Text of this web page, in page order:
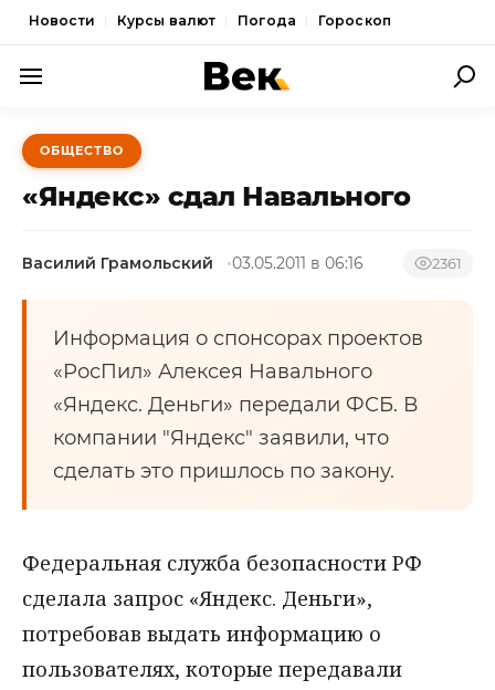
Новости Курсы валют Погода Гороскоп
ПОЛИТИКА
ЭКОНОМИКА
СПОРТ
КУЛЬТУРА
НОВОСТИ
ОБЩЕСТВО
«Яндекс» сдал Навального
Василий Грамольский 03.05.2011 в 06:16 2361
Информация о спонсорах проектов
«РосПил» Алексея Навального
«Яндекс. Деньги» передали ФСБ. В
компании "Яндекс" заявили, что
сделать это пришлось по закону.
Федеральная служба безопасности РФ
сделала запрос «Яндекс. Деньги»,
потребовав выдать информацию о
пользователях, которые передавали